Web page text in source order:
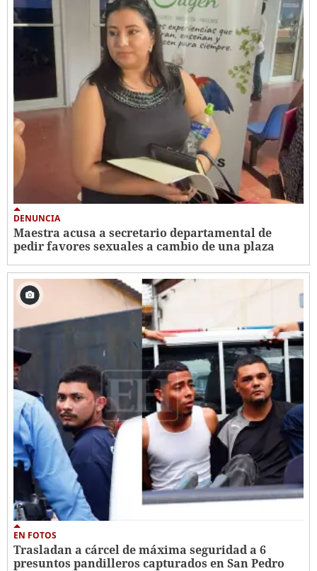
DENUNCIA
Maestra acusa a secretario departamental de
pedir favores sexuales a cambio de una plaza
EN FOTOS
Trasladan a cárcel de máxima seguridad a 6
presuntos pandilleros capturados en San Pedro